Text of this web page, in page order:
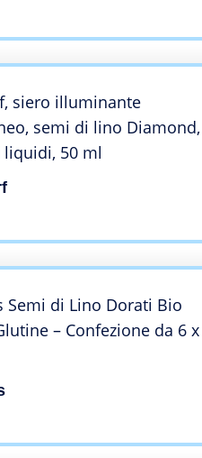
siero illuminante
semi di lino Diamond,
50 ml
Semi di Lino Dorati Bio
– Confezione da 6 x